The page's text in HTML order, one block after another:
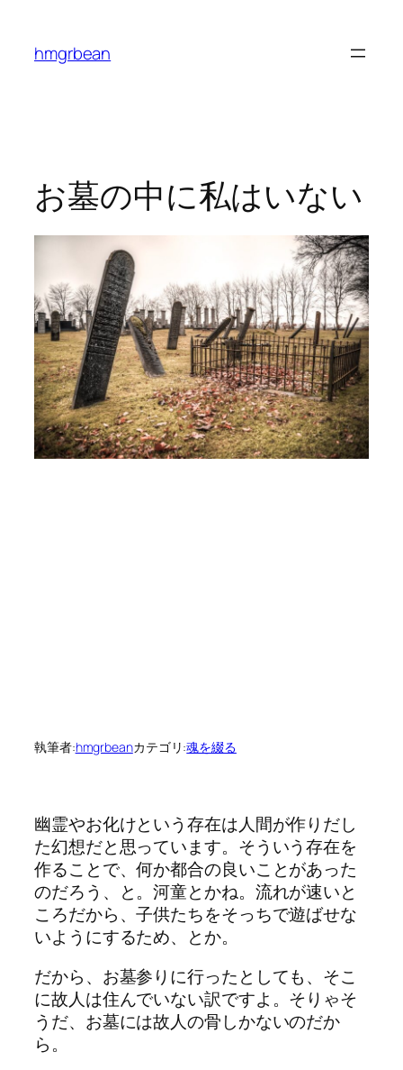
hmgrbean
お墓の中に私はいない
執筆者:hmgrbeanカテゴリ:魂を綴る
幽霊やお化けという存在は人間が作りだし
た幻想だと思っています。そういう存在を
作ることで、何か都合の良いことがあった
のだろう、と。河童とかね。流れが速いと
ころだから、子供たちをそっちで遊ばせな
いようにするため、とか。
だから、お墓参りに行ったとしても、そこ
に故人は住んでいない訳ですよ。そりゃそ
うだ、お墓には故人の骨しかないのだか
ら。